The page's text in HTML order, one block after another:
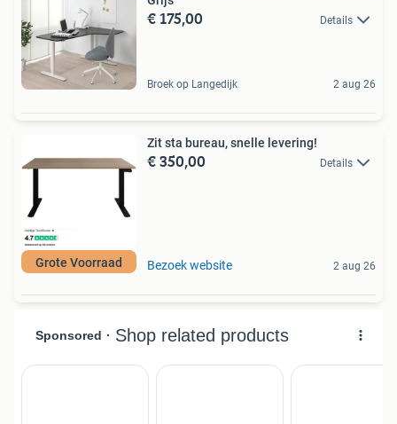
€ 175,00 Details
Broek op Langedijk 2 aug 26
Grote Voorraad
Zit sta bureau, snelle levering!
€ 350,00 Details
Bezoek website 2 aug 26